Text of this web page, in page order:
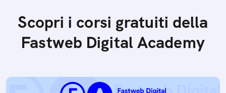
Scopri i corsi gratuiti della
Fastweb Digital Academy